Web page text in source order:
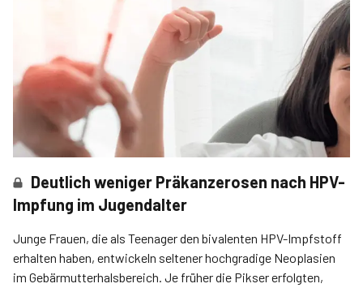
Deutlich weniger Präkanzerosen nach HPV-
Impfung im Jugendalter
Junge Frauen, die als Teenager den bivalenten HPV-­Impfstoff
erhalten haben, entwickeln seltener hochgradige Neoplasien
im Gebärmutterhalsbereich. Je früher die Pikser erfolgten,